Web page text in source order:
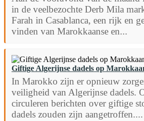
in de veelbezochte Derb Mila
Farah in Casablanca, een rijk en
vinden van Marokkaanse en...
Giftige Algerijnse dadels op
In Marokko zijn er opnieuw
veiligheid van Algerijnse dadels.
circuleren berichten over giftige
dadels zouden zijn aangetroffen....